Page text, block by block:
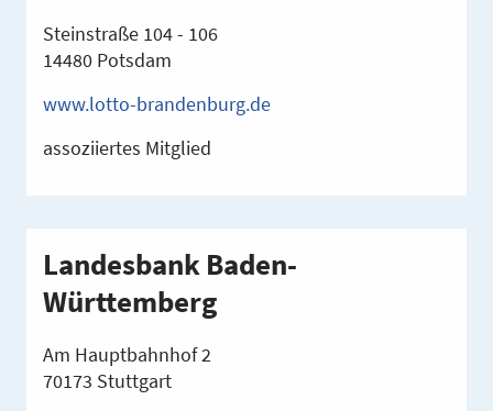
Steinstraße 104 - 106
14480 Potsdam
www.lotto-brandenburg.de
assoziiertes Mitglied
Landesbank Baden-
Württemberg
Am Hauptbahnhof 2
70173 Stuttgart